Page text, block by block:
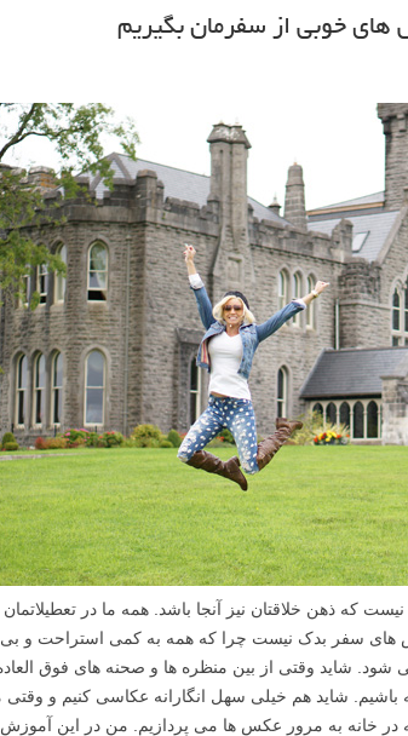
خوبی از سفرمان بگیریم
که ذهن خلاقتان نیز آنجا باشد. همه ما در
های سفر بدک نیست چرا که همه به کمی استراحت و بی
شود. شاید وقتی از بین منظره ها و صحنه های فوق
باشیم. شاید هم خیلی سهل انگارانه عکاسی کنیم و وقتی
در خانه به مرور عکس ها می پردازیم. من در این